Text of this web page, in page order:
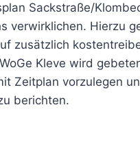
Sackstraße/
verwirklichen. Hierzu
zusätzlich
Kleve wird
Zeitplan vorzulegen
berichten.